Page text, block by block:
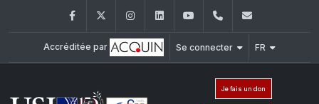
FacebookTwitter InstagramLinkedInYouTube+961 (1) 421 235
Accréditée par Se connecter FR
Je fais un don